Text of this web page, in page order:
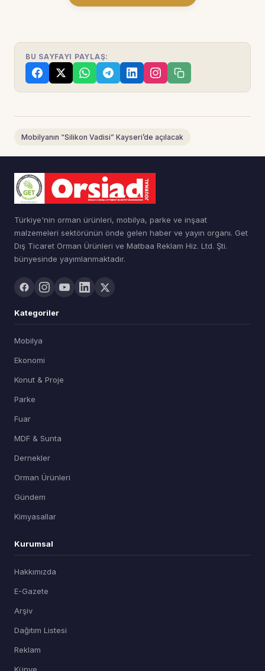
BU SAYFAYI PAYLAŞ:
Mobilyanın “Silikon Vadisi” Kayseri’de açılacak
Türkiye'nin orman ürünleri, mobilya, parke ve inşaat
malzemeleri sektörünün önde gelen haber ve yayın organı. Get
Dış Ticaret Orman Ürünleri ve Matbaa Reklam Hiz. Ltd. Şti.
bünyesinde yayımlanmaktadır.
Kategoriler
Mobilya
Ekonomi
Konut & Proje
Parke
Fuar
MDF & Sunta
Dernekler
Orman Ürünleri
Gündem
Kimyasallar
Kurumsal
Hakkımızda
E-Gazete
Arşiv
Dağıtım Listesi
Reklam